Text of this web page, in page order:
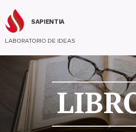
SAPIENTIA
LABORATORIO DE IDEAS